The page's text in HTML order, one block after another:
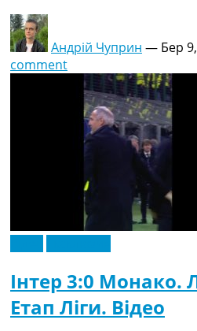
Андрій Чуприн — Бер
comment
Інтер 3:0 Монако.
Етап Ліги. Відео